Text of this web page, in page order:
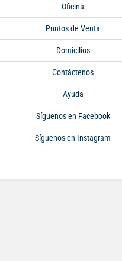
Oficina
Puntos de Venta
Domicilios
Contáctenos
Ayuda
Síguenos en Facebook
Síguenos en Instagram